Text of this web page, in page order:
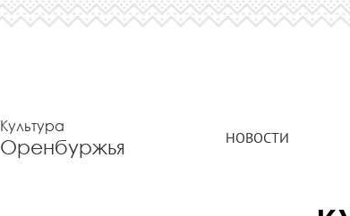
Культура
Оренбуржья НОВОСТИ